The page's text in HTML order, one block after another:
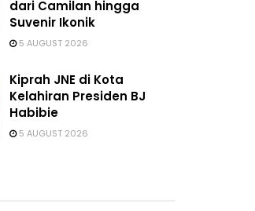
dari Camilan hingga
Suvenir Ikonik
5 AUGUST 2026
Kiprah JNE di Kota
Kelahiran Presiden BJ
Habibie
5 AUGUST 2026